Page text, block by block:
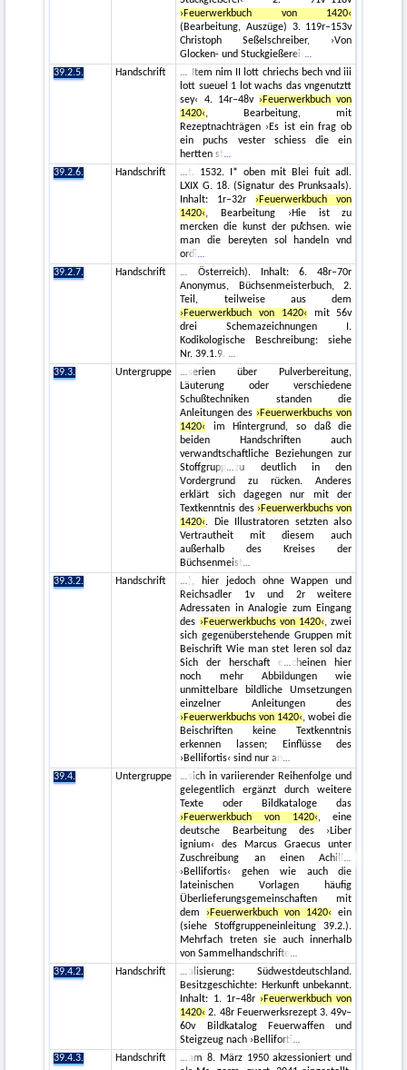
›Feuerwerkbuch von 1420‹
(Bearbeitung, Auszüge) 3. 119r–153v
Christoph Seßelschreiber, ›Von
Glocken- und Stuckgießerei‹
39.2.5.
Handschrift
Item nim II lott chriechs bech vnd iii
lott sueuel 1 lot wachs das vngenutztt
sey‹ 4. 14r–48v ›Feuerwerkbuch von
1420‹, Bearbeitung, mit
Rezeptnachträgen ›Es ist ein frag ob
ein puchs vester schiess die ein
hertten st
39.2.6.
Handschrift
t. 1532. I* oben mit Blei fuit adl.
LXIX G. 18. (Signatur des Prunksaals).
Inhalt: 1r–32r ›Feuerwerkbuch von
1420‹, Bearbeitung ›Hie ist zu
mercken die kunst der puͤchsen. wie
man die bereyten sol handeln vnd
ordi
39.2.7.
Handschrift
Österreich). Inhalt: 6. 48r–70r
Anonymus, Büchsenmeisterbuch, 2.
Teil, teilweise aus dem
›Feuerwerkbuch von 1420‹ mit 56v
drei Schemazeichnungen I.
Kodikologische Beschreibung: siehe
Nr. 39.1.9.
39.3.
Untergruppe
serien über Pulverbereitung,
Läuterung oder verschiedene
Schußtechniken standen die
Anleitungen des ›Feuerwerkbuchs von
1420‹
im Hintergrund, so daß die
beiden Handschriften auch
verwandtschaftliche Beziehungen zur
Stoffgrupp
zu deutlich in den
Vordergrund zu rücken. Anderes
erklärt sich dagegen nur mit der
Textkenntnis des ›Feuerwerkbuchs von
1420‹. Die Illustratoren setzten also
Vertrautheit mit diesem auch
außerhalb des Kreises der
Büchsenmeist
39.3.2.
Handschrift
), hier jedoch ohne Wappen und
Reichsadler 1v und 2r weitere
Adressaten in Analogie zum Eingang
des ›Feuerwerkbuchs von 1420‹, zwei
sich gegenüberstehende Gruppen mit
Beischrift Wie man stet leren sol daz
Sich der herschaft e
cheinen hier
noch mehr Abbildungen wie
unmittelbare bildliche Umsetzungen
einzelner Anleitungen des
›Feuerwerkbuchs von 1420‹, wobei die
Beischriften keine Textkenntnis
erkennen lassen; Einflüsse des
›Bellifortis‹ sind nur an
39.4.
Untergruppe
sich in variierender Reihenfolge und
gelegentlich ergänzt durch weitere
Texte oder Bildkataloge das
›Feuerwerkbuch von 1420‹, eine
deutsche Bearbeitung des ›Liber
ignium‹ des Marcus Graecus unter
Zuschreibung an einen Achill
›Bellifortis‹ gehen wie auch die
lateinischen Vorlagen häufig
Überlieferungsgemeinschaften mit
dem ›Feuerwerkbuch von 1420‹
ein
(siehe Stoffgruppeneinleitung 39.2.).
Mehrfach treten sie auch innerhalb
von Sammelhandschrifte
39.4.2.
Handschrift
alisierung: Südwestdeutschland.
Besitzgeschichte: Herkunft unbekannt.
Inhalt: 1. 1r–48r ›Feuerwerkbuch von
1420‹ 2. 48r Feuerwerksrezept 3. 49v–
60v Bildkatalog Feuerwaffen und
Steigzeug nach ›Belliforti
39.4.3.
Handschrift
am 8. März 1950 akzessioniert und